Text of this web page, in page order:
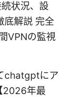
状況、設
底解説 完全
VPNの監視
chatgptにア
2026年最